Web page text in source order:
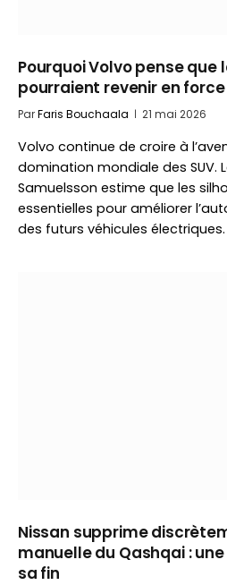
Pourquoi Volvo pense que
pourraient revenir en force
ParFaris Bouchaala 21 mai 2026
Volvo continue de croire à
domination mondiale des SUV.
Samuelsson estime que les
essentielles pour améliorer
des futurs véhicules électriques.
Nissan supprime
manuelle du Qashqai :
sa fin